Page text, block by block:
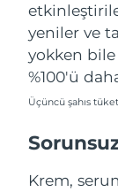
yeniler ve
yokken bile
%100'ü
Üçüncü şahıs
Krem,
Tayvan
Tayland
Türkiye
Birleşik Arap
Emirlikleri